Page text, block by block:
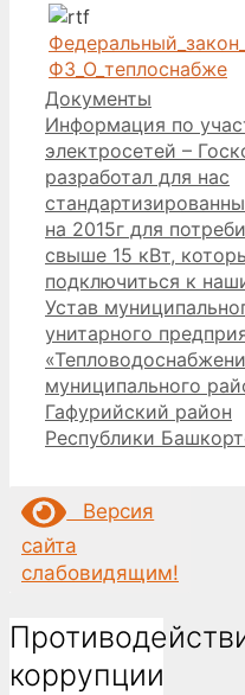
ФЗ_О_теплоснабже
Рубрики
Документы
Информация по
электросетей –
разработал для нас
на 2015г для
свыше 15 кВт,
подключиться к
Устав
унитарного
муниципального
Гафурийский район
Республики
Версия
сайта
слабовидящим!
коррупции